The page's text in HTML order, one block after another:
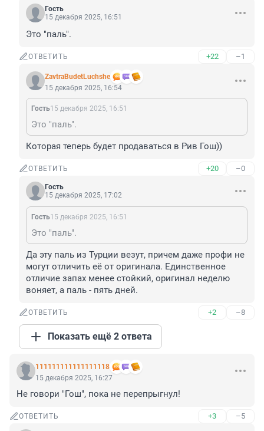
Гость
15 декабря 2025, 16:51
Это "паль".
ОТВЕТИТЬ +22 –1
ZavtraBudetLuchshe
15 декабря 2025, 16:54
Гость15 декабря 2025, 16:51
Это "паль".
Которая теперь будет продаваться в Рив Гош))
ОТВЕТИТЬ +20 –0
Гость
15 декабря 2025, 17:02
Гость15 декабря 2025, 16:51
Это "паль".
Да эту паль из Турции везут, причем даже профи не
могут отличить её от оригинала. Единственное
отличие запах менее стойкий, оригинал неделю
воняет, а паль - пять дней.
ОТВЕТИТЬ +2 –8
Показать ещё 2 ответа
111111111111111118
15 декабря 2025, 16:27
Не говори "Гош", пока не перепрыгнул!
ОТВЕТИТЬ +3 –5